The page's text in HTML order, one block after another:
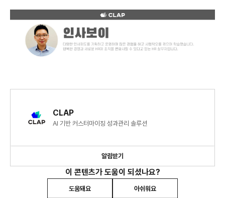
CLAP
AI 기반 커스터마이징 성과관리 솔루션
알림받기
이 콘텐츠가 도움이 되셨나요?
도움돼요 아쉬워요